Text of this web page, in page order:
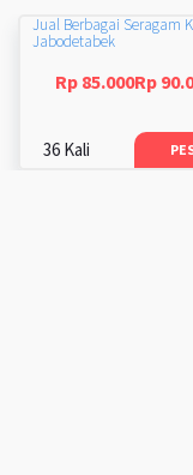
Jual Berbagai Seragam
Jabodetabek
Rp 85.000Rp
36 Kali